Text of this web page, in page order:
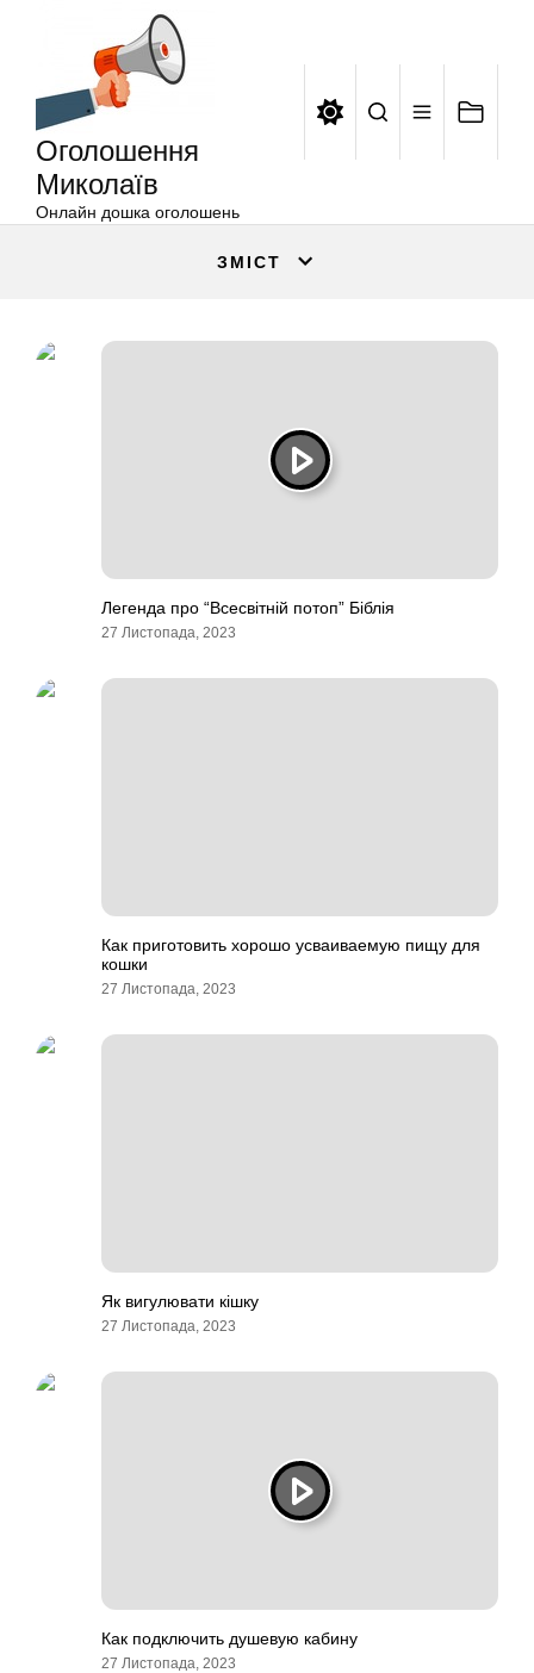
Оголошення
Миколаїв
Онлайн дошка оголошень
ЗМІСТ
Легенда про “Всесвітній потоп” Біблія
27 Листопада, 2023
Как приготовить хорошо усваиваемую пищу для
кошки
27 Листопада, 2023
Як вигулювати кішку
27 Листопада, 2023
Как подключить душевую кабину
27 Листопада, 2023